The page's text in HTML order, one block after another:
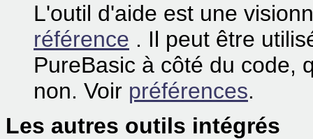
L'outil d'aide est une
référence . Il peut être
PureBasic à côté du code,
non. Voir préférences.
Les autres outils intégrés